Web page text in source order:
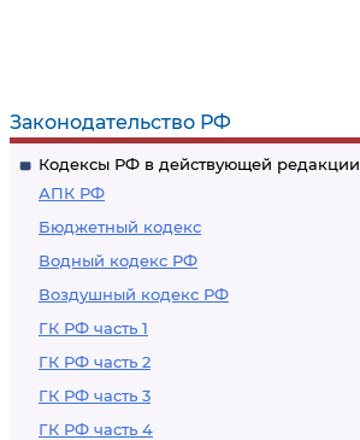
Законодательство РФ
Кодексы РФ в действующей редакции
АПК РФ
Бюджетный кодекс
Водный кодекс РФ
Воздушный кодекс РФ
ГК РФ часть 1
ГК РФ часть 2
ГК РФ часть 3
ГК РФ часть 4